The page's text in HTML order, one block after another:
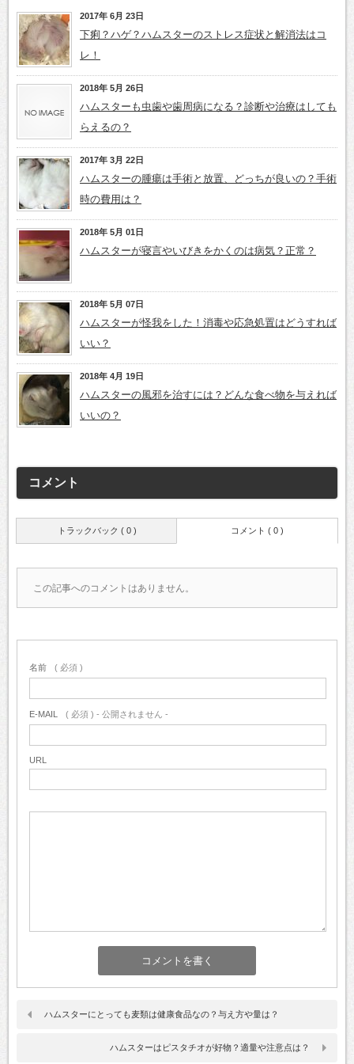
2017年 6月 23日
下痢？ハゲ？ハムスターのストレス症状と解消法はコ
レ！
2018年 5月 26日
ハムスターも虫歯や歯周病になる？診断や治療はしても
らえるの？
2017年 3月 22日
ハムスターの腫瘍は手術と放置、どっちが良いの？手術
時の費用は？
2018年 5月 01日
ハムスターが寝言やいびきをかくのは病気？正常？
2018年 5月 07日
ハムスターが怪我をした！消毒や応急処置はどうすれば
いい？
2018年 4月 19日
ハムスターの風邪を治すには？どんな食べ物を与えれば
いいの？
コメント
トラックバック ( 0 ) コメント ( 0 )
この記事へのコメントはありません。
名前 ( 必須 )
E-MAIL ( 必須 ) - 公開されません -
URL
ハムスターにとっても麦類は健康食品なの？与え方や量は？
ハムスターはピスタチオが好物？適量や注意点は？